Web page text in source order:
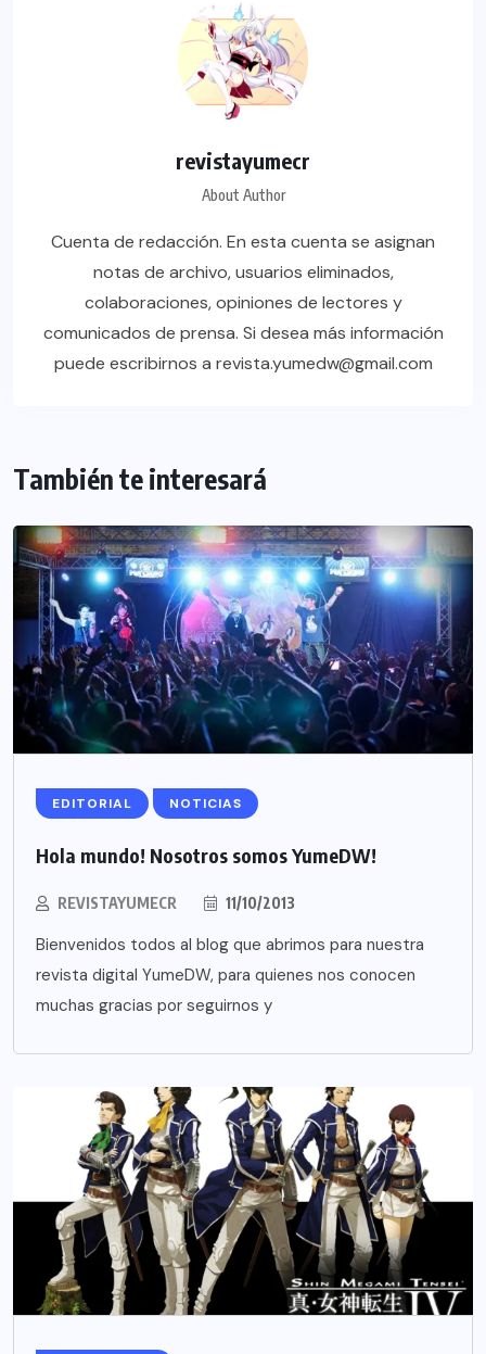
revistayumecr
About Author
Cuenta de redacción. En esta cuenta se asignan
notas de archivo, usuarios eliminados,
colaboraciones, opiniones de lectores y
comunicados de prensa. Si desea más información
puede escribirnos a revista.yumedw@gmail.com
También te interesará
EDITORIAL NOTICIAS
Hola mundo! Nosotros somos YumeDW!
REVISTAYUMECR 11/10/2013
Bienvenidos todos al blog que abrimos para nuestra
revista digital YumeDW, para quienes nos conocen
muchas gracias por seguirnos y